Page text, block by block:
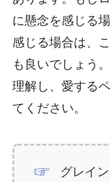
に懸念を感じる
感じる場合は、
も良いでしょう
理解し、愛する
てください。
グレイ